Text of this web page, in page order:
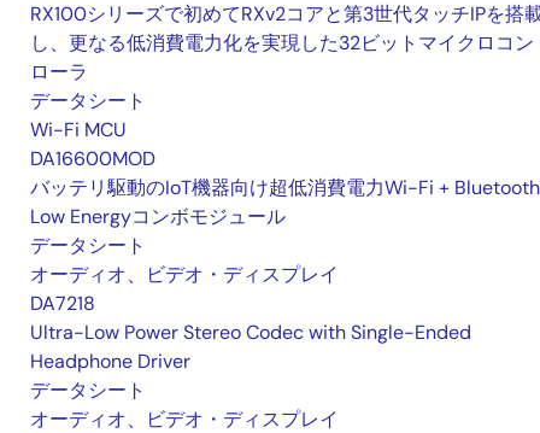
RX100シリーズで初めてRXv2コアと第3世代タッチIPを搭
し、更なる低消費電力化を実現した32ビットマイクロコン
ローラ
データシート
Wi-Fi MCU
DA16600MOD
バッテリ駆動のIoT機器向け超低消費電力Wi-Fi + Bluetooth
Low Energyコンボモジュール
データシート
オーディオ、ビデオ・ディスプレイ
DA7218
Ultra-Low Power Stereo Codec with Single-Ended
Headphone Driver
データシート
オーディオ、ビデオ・ディスプレイ